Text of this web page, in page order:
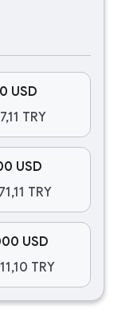
USD
TRY
USD
TRY
USD
TRY